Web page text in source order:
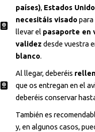
países), Estados
necesitáis visado
llevar el pasaporte en
validez desde vuestra
blanco.
Al llegar, deberéis
que os entregan en el
deberéis conservar
También es
y, en algunos casos,